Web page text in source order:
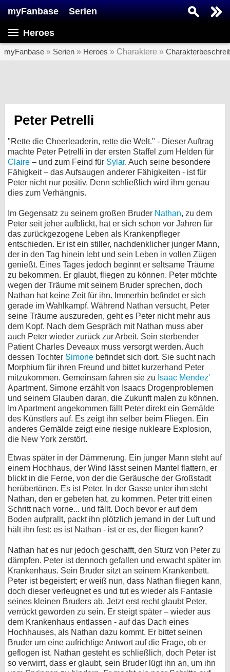
myFanbase Serien
Heroes
myFanbase » Serien » Heroes » Charaktere »
Peter Petrelli
"Rette die Cheerleaderin, rette die Welt." - Dieser Auftrag
machte Peter Petrelli in der ersten Staffel zum Helden für
Claire – und zum Feind für Sylar. Auch seine besondere
Fähigkeit – das Aufsaugen anderer Fähigkeiten - ist für
Peter nicht nur positiv. Denn schließlich wird ihm genau
dies zum Verhängnis.
Im Gegensatz zu seinem großen Bruder Nathan, zu dem
Peter seit jeher aufblickt, hat er sich schon vor Jahren für
das zurückgezogene Leben als Krankenpfleger
entschieden. Er ist ein stiller, nachdenklicher junger Mann,
der in den Tag hinein lebt und sein Leben in vollen Zügen
genießt. Eines Tages jedoch beginnt er seltsame Träume
zu bekommen. Er glaubt, fliegen zu können. Peter möchte
wegen der Träume mit seinem Bruder sprechen, doch
Nathan hat keine Zeit für ihn. Immerhin befindet er sich
gerade im Wahlkampf. Während Nathan versucht, Peter
seine Träume auszureden, geht es Peter nicht mehr aus
dem Kopf. Nach dem Gespräch mit Nathan muss aber
auch Peter wieder zurück zur Arbeit. Sein sterbender
Patient Charles Deveaux muss versorgt werden. Auch
dessen Tochter Simone befindet sich dort. Sie sucht nach
Morphium für ihren Freund und bittet kurzerhand Peter
mitzukommen. Gemeinsam fahren sie zu Isaac Mendez'
Apartment. Simone erzählt von Isaacs Drogenproblemen
und seinem Glauben daran, die Zukunft malen zu können.
Im Apartment angekommen fällt Peter direkt ein Gemälde
des Künstlers auf. Es zeigt ihn selber beim Fliegen. Ein
anderes Gemälde zeigt eine riesige nukleare Explosion,
die New York zerstört.
Etwas später in der Dämmerung. Ein junger Mann steht auf
einem Hochhaus, der Wind lässt seinen Mantel flattern, er
blickt in die Ferne, von der die Geräusche der Großstadt
herübertönen. Es ist Peter. In der Gasse unter ihm steht
Nathan, den er gebeten hat, zu kommen. Peter tritt einen
Schritt nach vorne... und fällt. Doch bevor er auf dem
Boden aufprallt, packt ihn plötzlich jemand in der Luft und
hält ihn fest: es ist Nathan - ist er es, der fliegen kann?
Nathan hat es nur jedoch geschafft, den Sturz von Peter zu
dämpfen. Peter ist dennoch gefallen und erwacht später im
Krankenhaus. Sein Bruder sitzt an seinem Krankenbett.
Peter ist begeistert; er weiß nun, dass Nathan fliegen kann,
doch dieser verleugnet es und tut es wieder als Fantasie
seines kleinen Bruders ab. Jetzt erst recht glaubt Peter,
verrückt geworden zu sein. Er steigt später – wieder aus
dem Krankenhaus entlassen - auf das Dach eines
Hochhauses, als Nathan dazu kommt. Er bittet seinen
Bruder um eine aufrichtige Antwort auf die Frage, ob er
geflogen ist. Nathan gesteht es schließlich, doch Peter ist
so verwirrt, dass er glaubt, sein Bruder lügt ihn an, um ihn
SERIEN
KULTUR
Specials
SERVICE
Forum
bei X
bei Facebook
Kontakt
Nutzungsbedingungen
Datenschutz
Cookie-Einstellungen
Impressum
Desktop-Ansicht
myFanbase